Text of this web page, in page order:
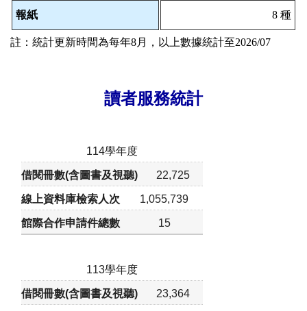
報紙 8 種
註：統計更新時間為每年8月，以上數據統計至2026/07
讀者服務統計
114學年度
22,725
1,055,739
15
113學年度
23,364